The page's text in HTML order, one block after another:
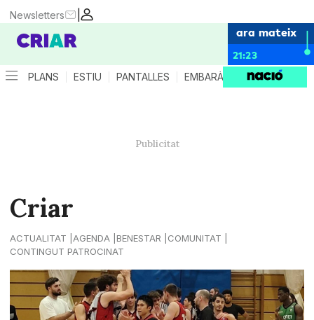
|
Newsletters
ara mateix
21:23
PLANS ESTIU PANTALLES EMBARÀS CRIANÇA
Criar
ACTUALITAT AGENDA BENESTAR
COMUNITAT
CONTINGUT PATROCINAT